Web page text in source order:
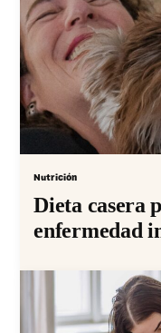
Nutrición
Dieta casera
enfermedad